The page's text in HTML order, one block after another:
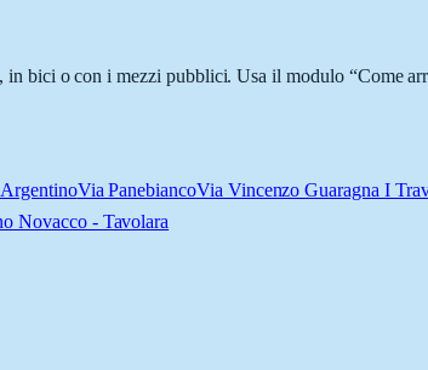
bici o con i mezzi pubblici. Usa il modulo “Come
Via PanebiancoVia Vincenzo Guaragna I
Novacco - Tavolara